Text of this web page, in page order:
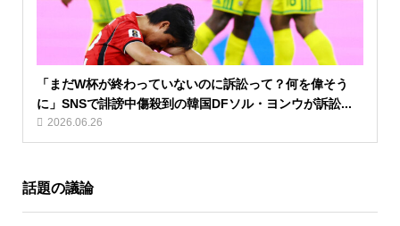
「まだW杯が終わっていないのに訴訟って？何を偉そう
に」SNSで誹謗中傷殺到の韓国DFソル・ヨンウが訴訟...
2026.06.26
話題の議論